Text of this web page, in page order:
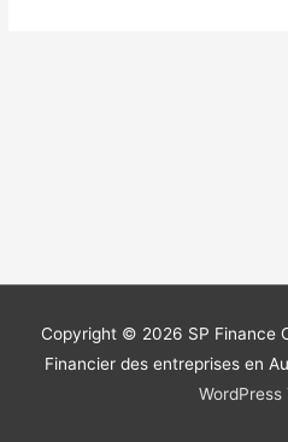
Copyright © 2026 SP Finance
Financier des entreprises en
WordPress